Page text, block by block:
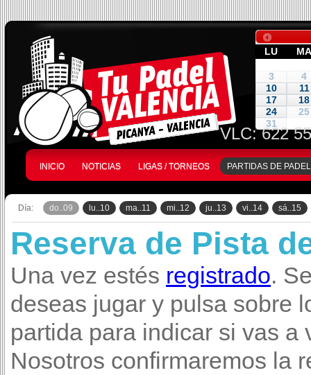
LU MA
3
4
10
11
17
18
24
25
31
VLC:622
INICIO NOTICIAS LIGAS / TORNEOS PARTIDAS DE PADEL
Día: do..09 lu..10 ma..11 mi..12 ju..13 vi..14 sá..15
Reserva de Pista
Una vez estés registrado.
deseas jugar y pulsa sobre
partida para indicar si vas
Nosotros confirmaremos la